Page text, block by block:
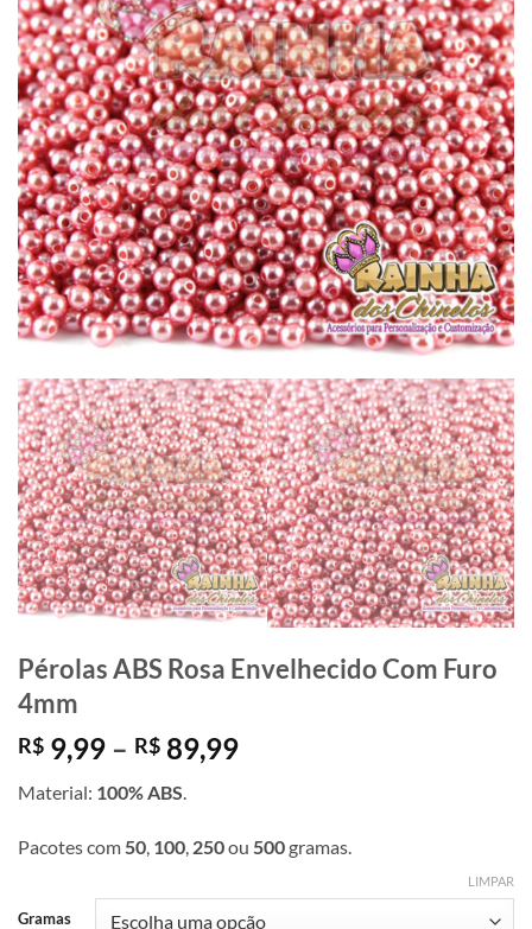
Pérolas ABS Rosa Envelhecido Com Furo
4mm
R$ 9,99 – R$ 89,99Faixa
R$ 9,99
através
R$ 89,99
Material: 100% ABS.
Pacotes com50, 100, 250ou 500gramas.
Gramas
LIMPAR